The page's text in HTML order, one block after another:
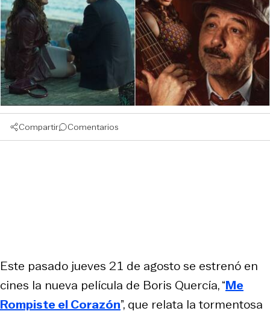
Compartir Comentarios
Este pasado jueves 21 de agosto se estrenó en
cines la nueva película de Boris Quercía, “Me
Rompiste el Corazón”, que relata la tormentosa